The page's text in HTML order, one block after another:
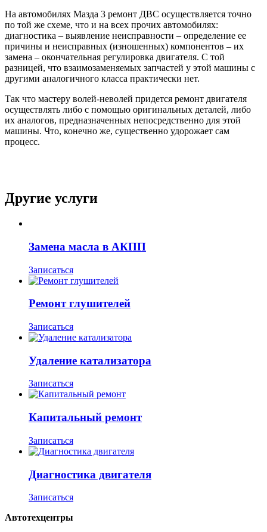
На автомобилях Мазда 3 ремонт ДВС осуществляется точно
по той же схеме, что и на всех прочих автомобилях:
диагностика – выявление неисправности – определение ее
причины и неисправных (изношенных) компонентов – их
замена – окончательная регулировка двигателя. С той
разницей, что взаимозаменяемых запчастей у этой машины с
другими аналогичного класса практически нет.
Так что мастеру волей-неволей придется ремонт двигателя
осуществлять либо с помощью оригинальных деталей, либо
их аналогов, предназначенных непосредственно для этой
машины. Что, конечно же, существенно удорожает сам
процесс.
Другие услуги
Замена масла в АКПП
Записаться
Ремонт глушителей
Записаться
Удаление катализатора
Записаться
Капитальный ремонт
Записаться
Диагностика двигателя
Записаться
Автотехцентры